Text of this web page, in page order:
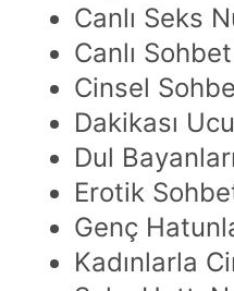
Canlı Seks
Canlı
Cinsel
Dakikası
Dul
Erotik
Genç
Kadınlarla